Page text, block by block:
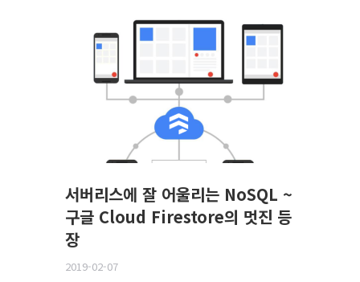
서버리스에 잘 어울리는 NoSQL ~
구글 Cloud Firestore의 멋진 등
장
2019-02-07